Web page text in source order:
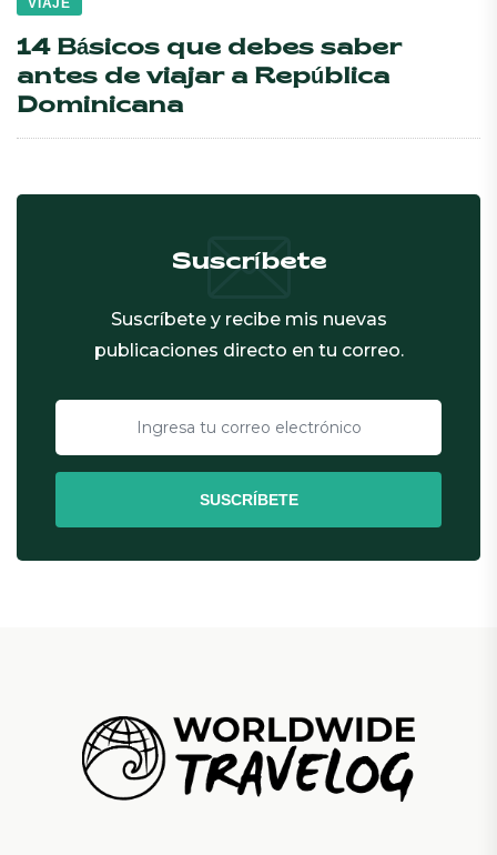
VIAJE
14 Básicos que debes saber
antes de viajar a República
Dominicana
Suscríbete
Suscríbete y recibe mis nuevas
publicaciones directo en tu correo.
SUSCRÍBETE